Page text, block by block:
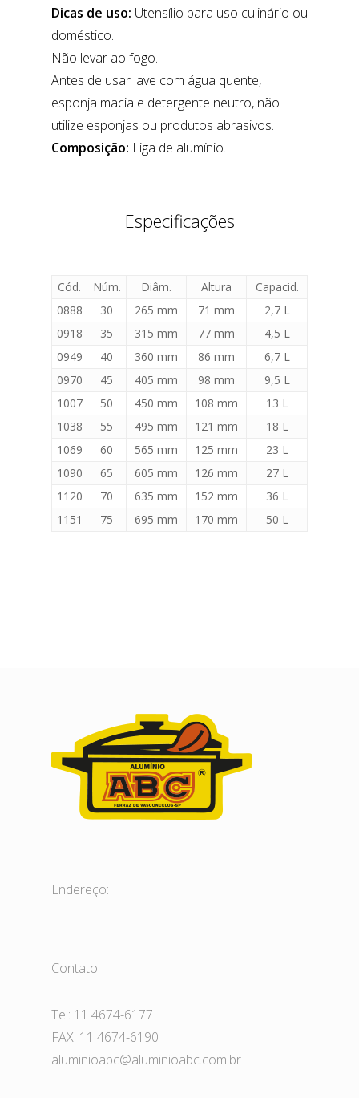
Dicas de uso: Utensílio para uso culinário ou
doméstico.
Não levar ao fogo.
Antes de usar lave com água quente,
esponja macia e detergente neutro, não
utilize esponjas ou produtos abrasivos.
Composição: Liga de alumínio.
Especificações
Cód. Núm. Diâm. Altura
Capacid.
0888
30 265 mm 71 mm
2,7 L
0918
35 315 mm 77 mm
4,5 L
0949
40 360 mm 86 mm
6,7 L
0970
45 405 mm 98 mm
9,5 L
1007
50 450 mm 108 mm
13 L
1038
55 495 mm 121 mm
18 L
1069
60 565 mm 125 mm
23 L
1090
65 605 mm 126 mm
27 L
1120
70 635 mm 152 mm
36 L
1151
75 695 mm 170 mm 50 L
Endereço:
Contato:
Tel: 11 4674-6177
FAX: 11 4674-6190
aluminioabc@aluminioabc.com.br